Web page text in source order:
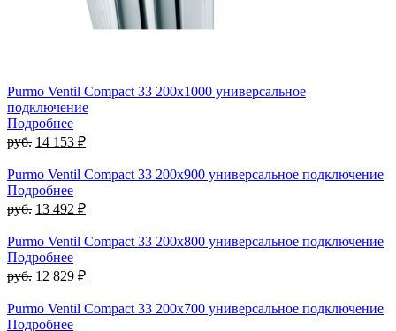
Purmo Ventil Compact 33 200x1000 универсальное
подключение
Подробнее
руб. 14 153 ₽
Purmo Ventil Compact 33 200x900 универсальное подключение
Подробнее
руб. 13 492 ₽
Purmo Ventil Compact 33 200x800 универсальное подключение
Подробнее
руб. 12 829 ₽
Purmo Ventil Compact 33 200x700 универсальное подключение
Подробнее